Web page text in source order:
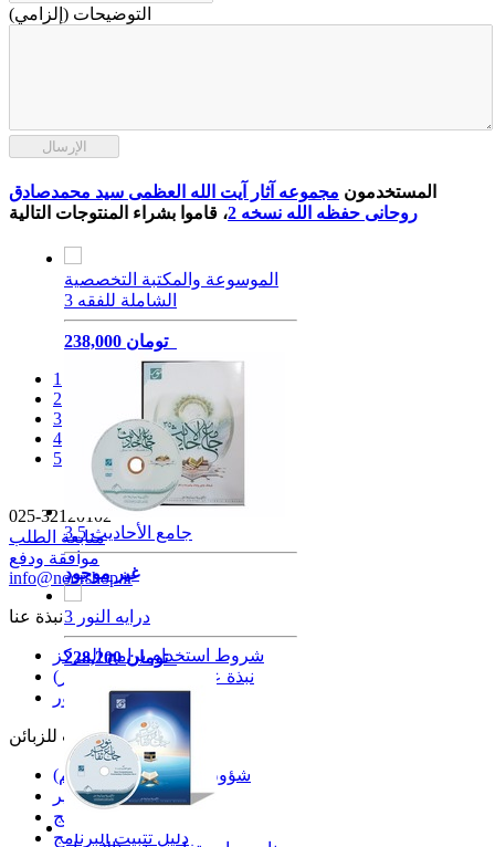
التوضيحات (إلزامي)
الإرسال
المستخدمون مجموعه آثار آیت الله العظمی سید محمدصادق
روحانی حفظه الله نسخه 2
، قاموا بشراء المنتوجات التالية
الموسوعة والمكتبة التخصصية
الشاملة للفقه 3
238,000 تومان
جامع الأحاديث 3.5
غير موجود
درایه النور 3
228,200 تومان
1
2
3
4
5
025-32120102
متابعة الطلب
موافقة ودفع
info@noorshop.ir
نبذة عنا
شروط استخدام برامج المركز
نبذة عن نورشوب (متجر نور)
لنتعرف على مركز نور
خدمات للزبائن
شؤون الزبائن (مركز الدعم)
التذكير
ورشة تعليم البرنامج
دليل تثبيت البرنامج